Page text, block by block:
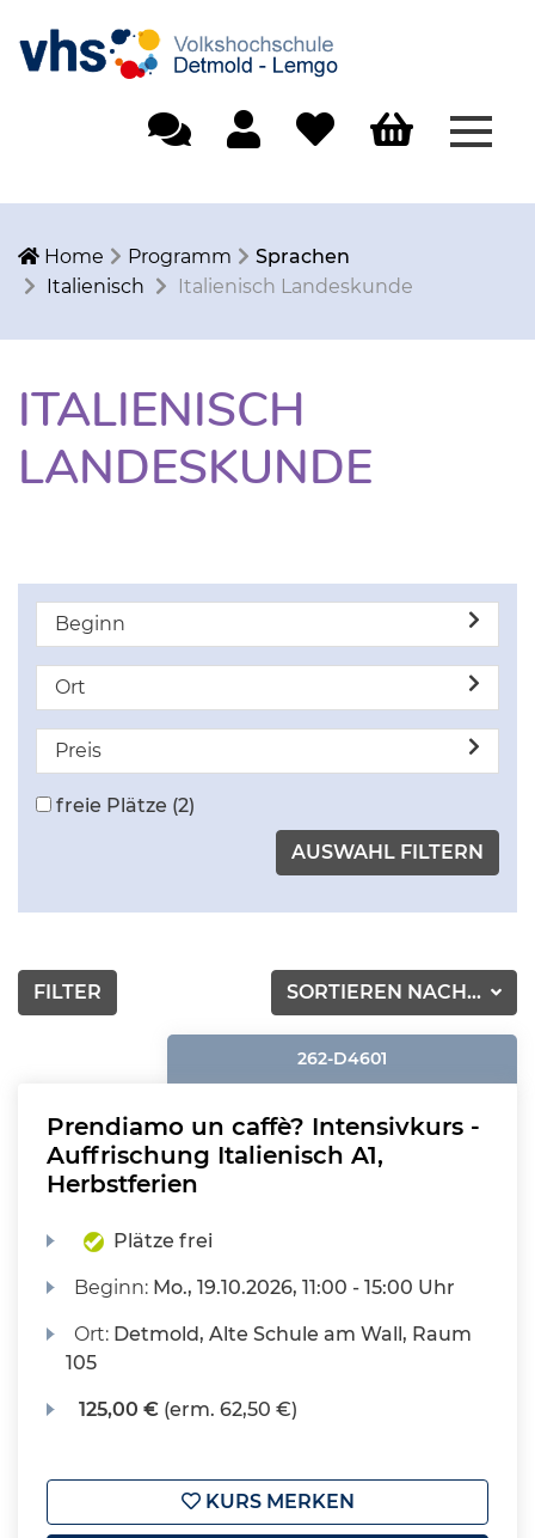
Home Programm
Sprachen
Italienisch
Italienisch Landeskunde
ITALIENISCH
LANDESKUNDE
Beginn
Ort
Preis
freie Plätze (2)
SORTIEREN NACH...
FILTER
262-D4601
Prendiamo un caffè? Intensivkurs -
Auffrischung Italienisch A1,
Herbstferien
Plätze frei
Beginn: Mo., 19.10.2026, 11:00 - 15:00 Uhr
Ort: Detmold, Alte Schule am Wall, Raum
105
125,00 € (erm. 62,50 €)
KURS MERKEN